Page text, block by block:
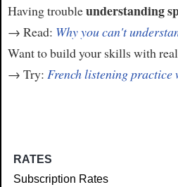
Having troubleunderstanding
→ Read: Why you can't
Want to build your skills with
→ Try: French listening
RATES
Subscription Rates